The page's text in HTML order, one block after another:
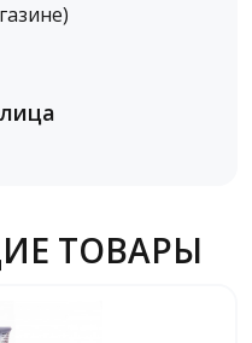
ТОВАРЫ